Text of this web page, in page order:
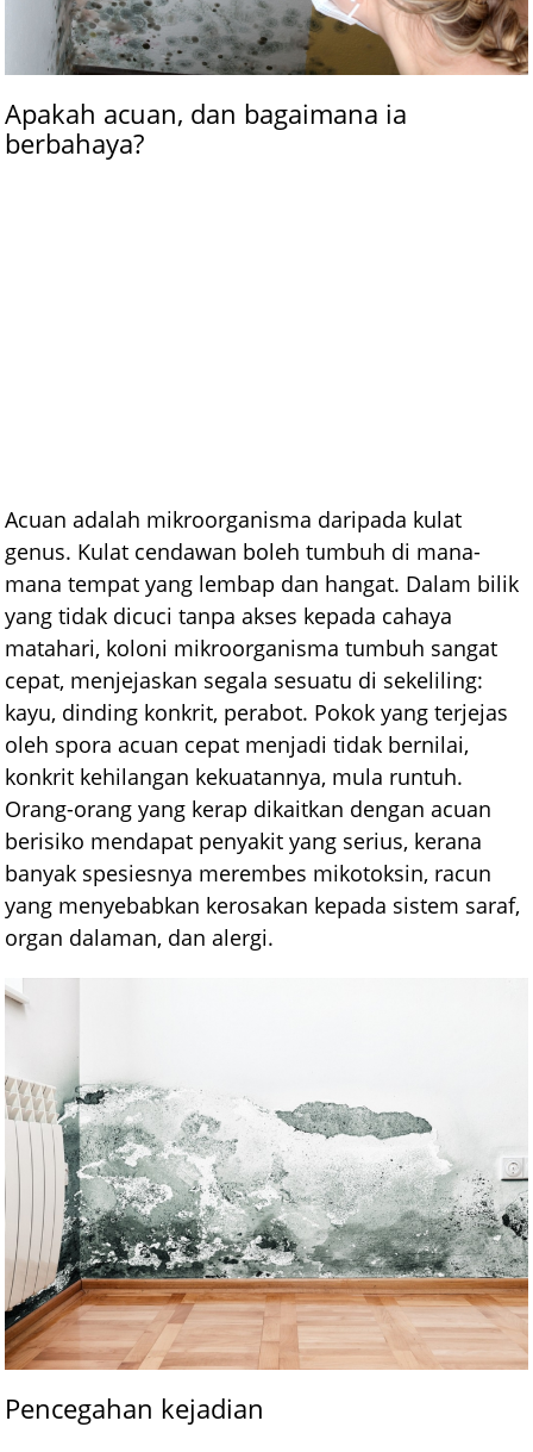
Apakah acuan, dan bagaimana ia
berbahaya?
Acuan adalah mikroorganisma daripada kulat
genus. Kulat cendawan boleh tumbuh di mana-
mana tempat yang lembap dan hangat. Dalam bilik
yang tidak dicuci tanpa akses kepada cahaya
matahari, koloni mikroorganisma tumbuh sangat
cepat, menjejaskan segala sesuatu di sekeliling:
kayu, dinding konkrit, perabot. Pokok yang terjejas
oleh spora acuan cepat menjadi tidak bernilai,
konkrit kehilangan kekuatannya, mula runtuh.
Orang-orang yang kerap dikaitkan dengan acuan
berisiko mendapat penyakit yang serius, kerana
banyak spesiesnya merembes mikotoksin, racun
yang menyebabkan kerosakan kepada sistem saraf,
organ dalaman, dan alergi.
Pencegahan kejadian